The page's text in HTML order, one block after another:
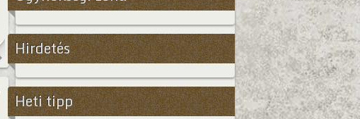
Hirdetés
Heti tipp